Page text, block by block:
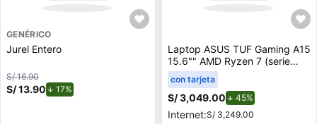
GENÉRICO
Jurel Entero
S/ 16.90
S/ 13.90 17%
Laptop ASUS TUF Gaming A15
15.6"" AMD Ryzen 7 (serie
100) 8GB 512GB SSD
RTX3050 FA506NCQ-
HN012W
con tarjeta
S/ 3,049.00 45%
Internet:S/ 3,249.00